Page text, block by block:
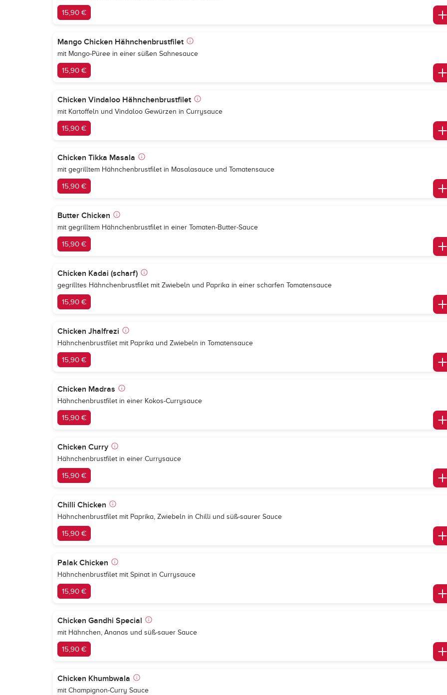
15,90 €
Mango Chicken Hähnchenbrustfilet
mit Mango-Püree in einer süßen Sahnesauce
15,90 €
Chicken Vindaloo Hähnchenbrustfilet
mit Kartoffeln und Vindaloo Gewürzen in Currysauce
15,90 €
Chicken Tikka Masala
mit gegrilltem Hähnchenbrustfilet in Masalasauce und Tomatensauce
15,90 €
Butter Chicken
mit gegrilltem Hähnchenbrustfilet in einer Tomaten-Butter-Sauce
15,90 €
Chicken Kadai (scharf)
gegrilltes Hähnchenbrustfilet mit Zwiebeln und Paprika in einer scharfen Tomatensauce
15,90 €
Chicken Jhalfrezi
Hähnchenbrustfilet mit Paprika und Zwiebeln in Tomatensauce
15,90 €
Chicken Madras
Hähnchenbrustfilet in einer Kokos-Currysauce
15,90 €
Chicken Curry
Hähnchenbrustfilet in einer Currysauce
15,90 €
Chilli Chicken
Hähnchenbrustfilet mit Paprika, Zwiebeln in Chilli und süß-saurer Sauce
15,90 €
Palak Chicken
Hähnchenbrustfilet mit Spinat in Currysauce
15,90 €
Chicken Gandhi Special
mit Hähnchen, Ananas und süß-sauer Sauce
15,90 €
Chicken Khumbwala
mit Champignon-Curry Sauce